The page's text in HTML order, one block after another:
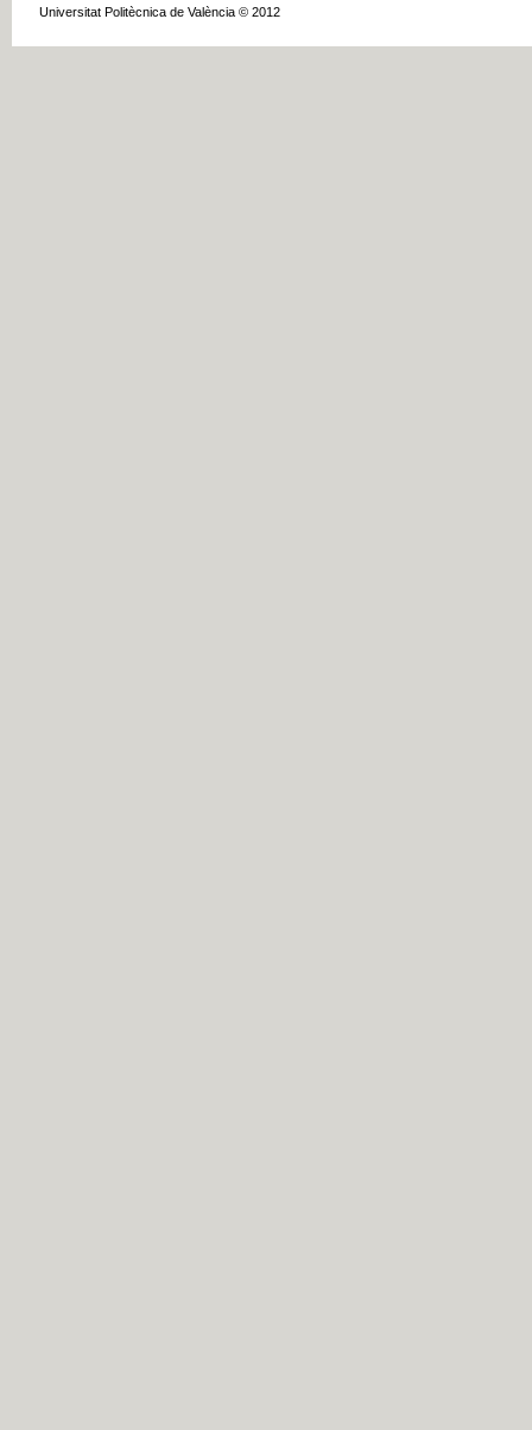
Universitat Politècnica de València © 2012